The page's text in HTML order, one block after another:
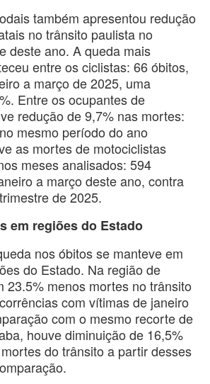
também apresentou redução
no trânsito paulista no
deste ano. A queda mais
entre os ciclistas: 66 óbitos,
a março de 2025, uma
Entre os ocupantes de
redução de 9,7% nas mortes:
mesmo período do ano
as mortes de motociclistas
meses analisados: 594
a março deste ano, contra
de 2025.
em regiões do Estado
nos óbitos se manteve em
do Estado. Na região de
23.5% menos mortes no trânsito
com vítimas de janeiro
com o mesmo recorte de
houve diminuição de 16,5%
do trânsito a partir desses